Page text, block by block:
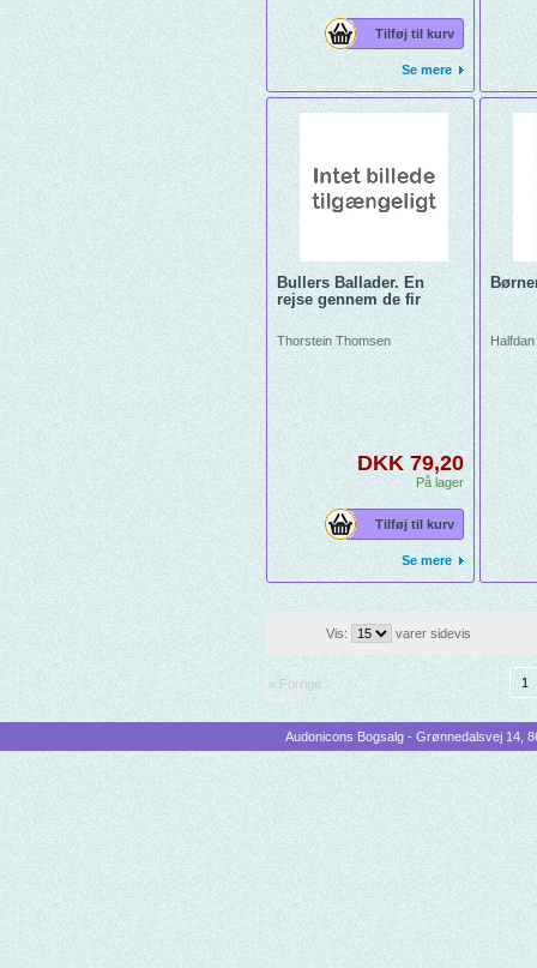
Tilføj til kurv
Se mere
Bullers Ballader. En
rejse gennem de fir
Thorstein Thomsen
DKK 79,20
På lager
Tilføj til kurv
Se mere
Vis: varer sidevis
« Forrige 1
Audonicons Bogsalg - Grønnedalsvej 14,